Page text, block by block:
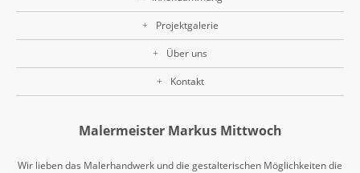
Projektgalerie
Über uns
Kontakt
Malermeister Markus Mittwoch
Wir lieben das Malerhandwerk und die gestalterischen Möglichkeiten die